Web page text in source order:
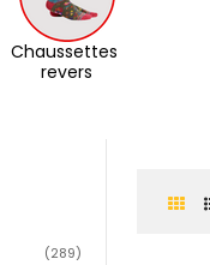
Chaussettes
revers
(289)